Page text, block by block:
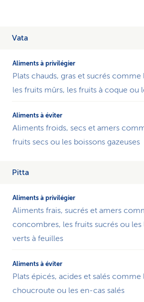
Vata
Plats chauds, gras et sucrés comme
les fruits mûrs, les fruits à coque ou
Aliments froids, secs et amers
fruits secs ou les boissons gazeuses
Pitta
Aliments frais, sucrés et amers
concombres, les fruits sucrés ou les
verts à feuilles
Plats épicés, acides et salés comme
choucroute ou les en-cas salés